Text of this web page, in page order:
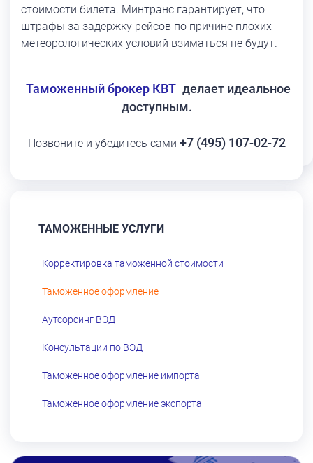
стоимости билета. Минтранс гарантирует, что
штрафы за задержку рейсов по причине плохих
метеорологических условий взиматься не будут.
Таможенный брокер КВТ делает идеальное
доступным.
Позвоните и убедитесь сами +7 (495) 107-02-72
ТАМОЖЕННЫЕ УСЛУГИ
Корректировка таможенной стоимости
Таможенное оформление
Аутсорсинг ВЭД
Консультации по ВЭД
Таможенное оформление импорта
Таможенное оформление экспорта